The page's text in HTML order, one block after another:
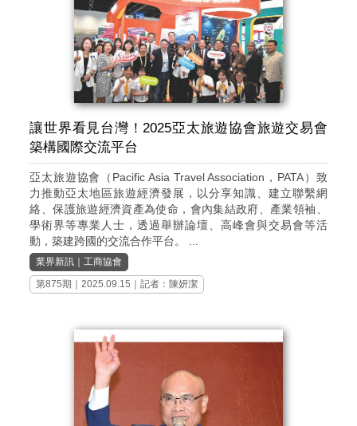
讓世界看見台灣！2025亞太旅遊協會旅遊交易會
築構國際交流平台
亞太旅遊協會（Pacific Asia Travel Association，PATA）致
力推動亞太地區旅遊經濟發展，以分享知識、建立聯繫網
絡、保護旅遊經濟資產為使命，會內集結政府、產業領袖、
學術界等專業人士，透過舉辦論壇、高峰會與交易會等活
動，築建跨國的交流合作平台。 ...
業界新訊 ｜工商協會
第875期
｜2025.09.15｜記者：陳妍潔